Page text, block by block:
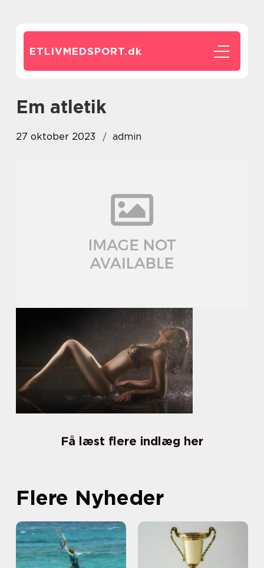
ETLIVMEDSPORT.dk
em atletik
27 oktober 2023 admin
Få læst flere indlæg her
Flere Nyheder